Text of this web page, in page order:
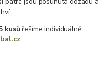
kusů řešíme individuálně.